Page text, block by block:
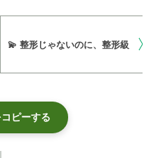
💫 整形じゃないのに、整形級
ピーする